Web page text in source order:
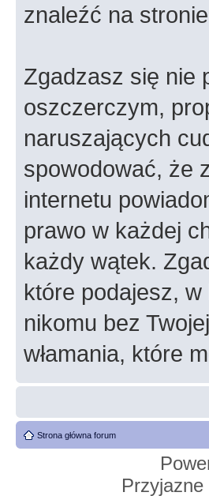
znaleźć na stronie
Zgadzasz się nie
oszczerczym,
naruszających
spowodować, że
internetu
prawo w każdej
każdy wątek.
które podajesz,
nikomu bez
włamania, które
Strona główna forum